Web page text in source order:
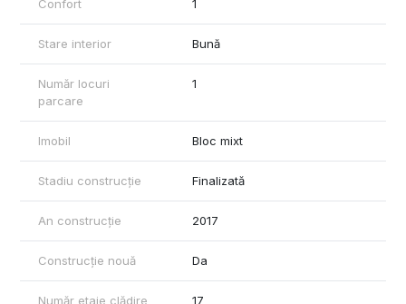
Confort 1
Stare interior Bună
Număr locuri
parcare
1
Imobil Bloc mixt
Stadiu construcție Finalizată
An construcție 2017
Construcție nouă Da
Număr etaje clădire 17